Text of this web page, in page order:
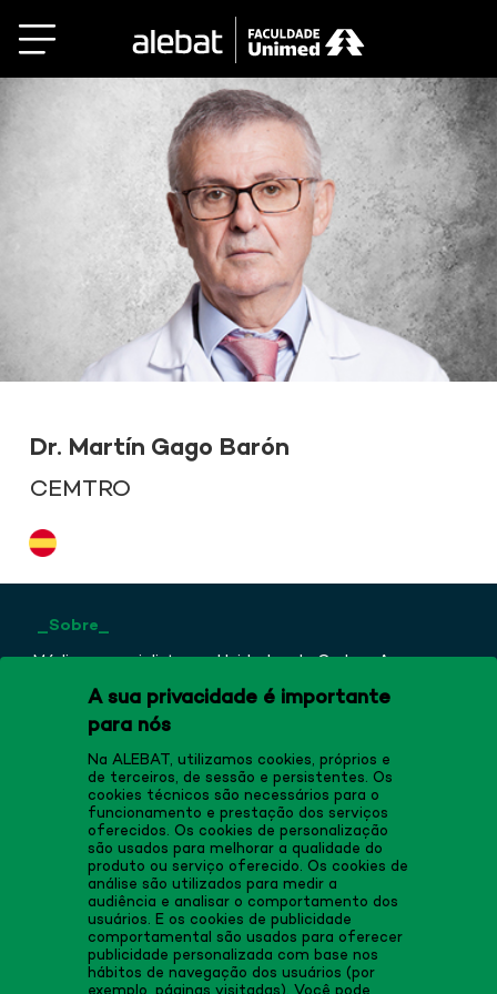
Saltar
al
A sua privacidade é importante
para nós
Na ALEBAT, utilizamos cookies, próprios e
de terceiros, de sessão e persistentes. Os
cookies técnicos são necessários para o
funcionamento e prestação dos serviços
oferecidos. Os cookies de personalização
são usados para melhorar a qualidade do
produto ou serviço oferecido. Os cookies de
análise são utilizados para medir a
audiência e analisar o comportamento dos
usuários. E os cookies de publicidade
comportamental são usados para oferecer
publicidade personalizada com base nos
hábitos de navegação dos usuários (por
Dr. Martín Gago Barón
CEMTRO
_Sobre_
Médico especialista em Unidades de Ombro, Anca,
Joelho, Tornozelo, Joelho e Pé na Clínica CEMTRO.
Membro da Associação de Artroscopia da América do
Norte. Professor Associado no Departamento de
Ciências Morfológicas da Universidade de Alcalá de
Henares (1987 - 1999).